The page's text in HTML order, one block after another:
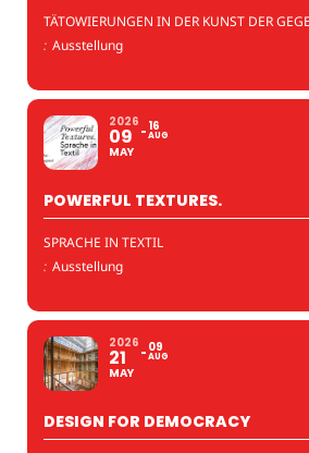
TÄTOWIERUNGEN IN DER KUNST DER
: Ausstellung
2026
09
MAY
16
AUG
POWERFUL TEXTURES.
SPRACHE IN TEXTIL
: Ausstellung
2026
21
MAY
09
AUG
DESIGN FOR DEMOCRACY